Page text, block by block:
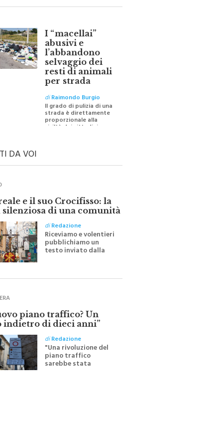
I “macellai”
abusivi e
l’abbandono
selvaggio dei
resti di animali
per strada
diRaimondo Burgio
Il grado di pulizia di una
strada è direttamente
proporzionale alla
civiltà dei cittadini
DA VOI
e il suo Crocifisso: la
silenziosa di una comunità
diRedazione
Riceviamo e volentieri
pubblichiamo un
testo inviato dalla
all'indomani della
Festa del Santissimo
piano traffico? Un
indietro di dieci anni”
diRedazione
"Una rivoluzione del
piano traffico
sarebbe stata